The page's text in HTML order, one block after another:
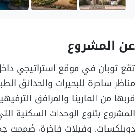
عن المشروع
تقع توبان في موقع استراتيجي
مناظر ساحرة للبحيرات والحدائق
قربها من المارينا والمرافق
المشروع بتنوع الوحدات السكنية
دوبلكسات، وفيلات فاخرة، صُممت